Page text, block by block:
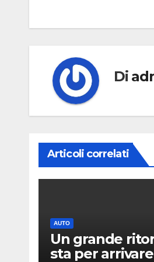
Di
Articoli correlati
AUTO
Un grande
sta per